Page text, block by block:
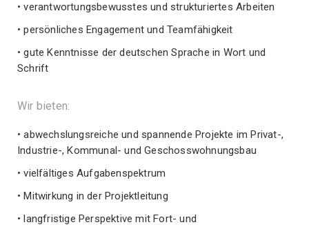
• verantwortungsbewusstes und strukturiertes Arbeiten
• persönliches Engagement und Teamfähigkeit
• gute Kenntnisse der deutschen Sprache in Wort und
Schrift
Wir bieten:
• abwechslungsreiche und spannende Projekte im Privat-,
Industrie-, Kommunal- und Geschosswohnungsbau
• vielfältiges Aufgabenspektrum
• Mitwirkung in der Projektleitung
• langfristige Perspektive mit Fort- und